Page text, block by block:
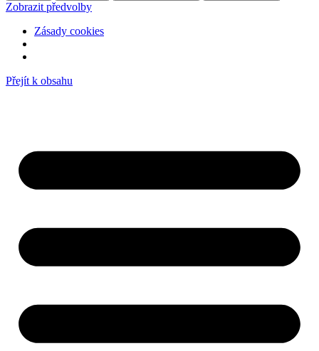
Zobrazit předvolby
Zásady cookies
Přejít k obsahu